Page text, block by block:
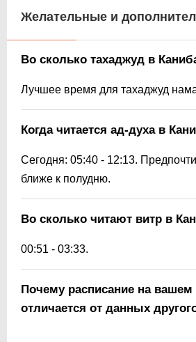
Желательные и
Во сколько тахаджуд в
Лучшее время для тахаджуд
Когда читается ад-духа в
Сегодня: 05:40 - 12:13.
ближе к полудню.
Во сколько читают витр в
00:51 - 03:33.
Почему расписание на вашем
отличается от данных